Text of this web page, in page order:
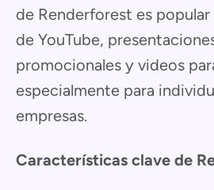
de Renderforest es
de YouTube,
promocionales y videos
especialmente para
empresas.
Características clave de